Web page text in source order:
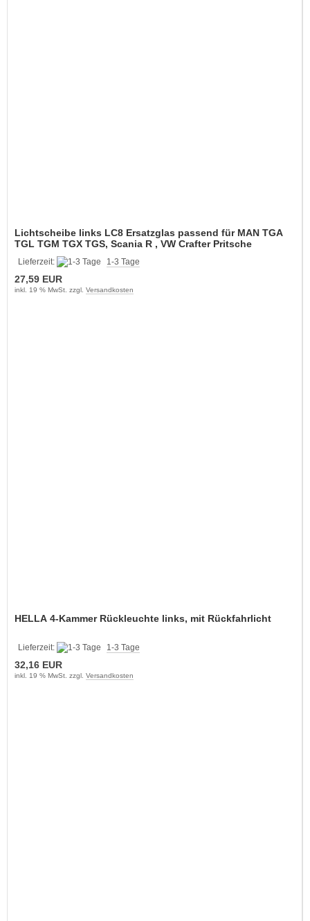
Lichtscheibe links LC8 Ersatzglas passend für MAN TGA
TGL TGM TGX TGS, Scania R , VW Crafter Pritsche
Lieferzeit: 1-3 Tage
27,59 EUR
inkl. 19 % MwSt. zzgl. Versandkosten
HELLA 4-Kammer Rückleuchte links, mit Rückfahrlicht
Lieferzeit: 1-3 Tage
32,16 EUR
inkl. 19 % MwSt. zzgl. Versandkosten